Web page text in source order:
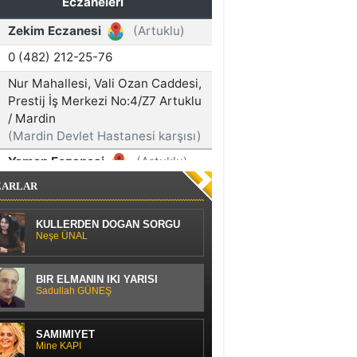
KÜLLERDEN DOĞAN SORGU
Neşe ÜNAL
BİR ELMANIN İKİ YARISI
Sadullah GÜNEŞ
SAMİMİYET
Mine KAPI